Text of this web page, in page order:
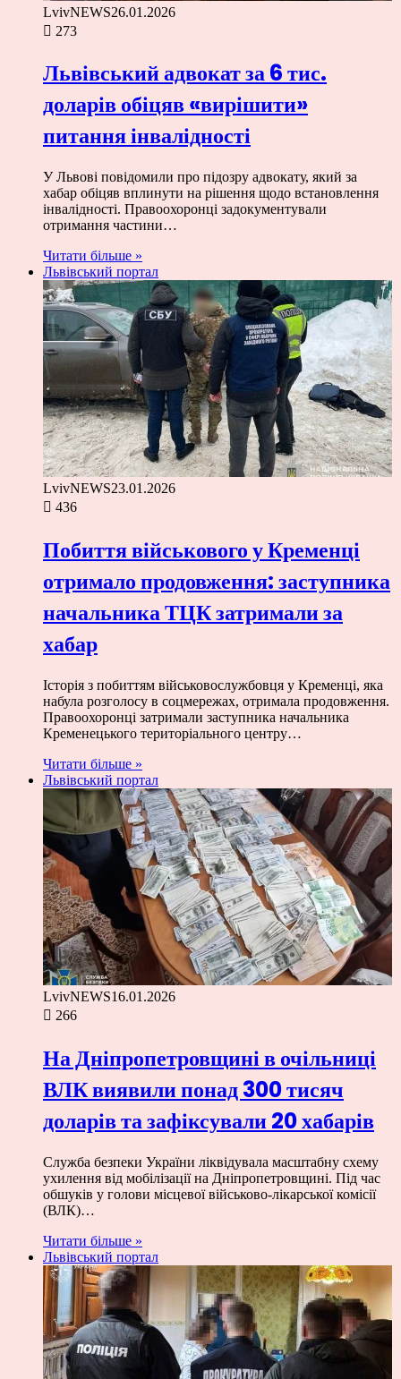
LvivNEWS26.01.2026
273
Львівський адвокат за 6 тис.
доларів обіцяв «вирішити»
питання інвалідності
У Львові повідомили про підозру адвокату, який за
хабар обіцяв вплинути на рішення щодо встановлення
інвалідності. Правоохоронці задокументували
отримання частини…
Читати більше »
Львівський портал
LvivNEWS23.01.2026
436
Побиття військового у Кременці
отримало продовження: заступника
начальника ТЦК затримали за
хабар
Історія з побиттям військовослужбовця у Кременці, яка
набула розголосу в соцмережах, отримала продовження.
Правоохоронці затримали заступника начальника
Кременецького територіального центру…
Читати більше »
Львівський портал
LvivNEWS16.01.2026
266
На Дніпропетровщині в очільниці
ВЛК виявили понад 300 тисяч
доларів та зафіксували 20 хабарів
Служба безпеки України ліквідувала масштабну схему
ухилення від мобілізації на Дніпропетровщині. Під час
обшуків у голови місцевої військово-лікарської комісії
(ВЛК)…
Читати більше »
Львівський портал